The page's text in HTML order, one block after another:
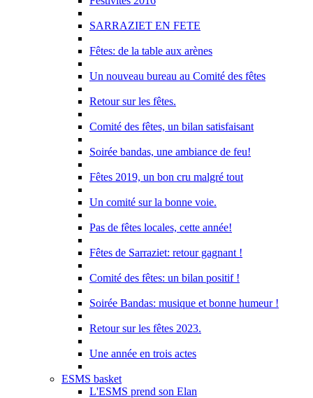
SARRAZIET EN FETE
Fêtes: de la table aux arènes
Un nouveau bureau au Comité des fêtes
Retour sur les fêtes.
Comité des fêtes, un bilan satisfaisant
Soirée bandas, une ambiance de feu!
Fêtes 2019, un bon cru malgré tout
Un comité sur la bonne voie.
Pas de fêtes locales, cette année!
Fêtes de Sarraziet: retour gagnant !
Comité des fêtes: un bilan positif !
Soirée Bandas: musique et bonne humeur !
Retour sur les fêtes 2023.
Une année en trois actes
ESMS basket
L'ESMS prend son Elan